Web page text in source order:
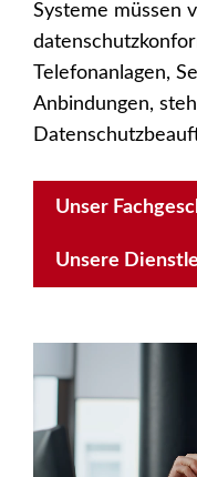
Systeme müssen
Telefonanlagen,
Anbindungen,
Unser
Unsere